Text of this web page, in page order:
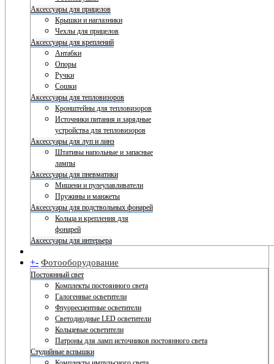
Аксессуары для прицелов
Крышки и наглазники
Чехлы для прицелов
Аксессуары для креплений
Антабки
Опоры
Ручки
Сошки
Аксессуары для тепловизоров
Кронштейны для тепловизоров
Источники питания и зарядные
устройства для тепловизоров
Аксессуары для луп и линз
Штативы напольные и запасные
лампы
Аксессуары для пневматики
Мишени и пулеулавливатели
Пружины и манжеты
Аксессуары для подствольных фонарей
Кольца и крепления для
фонарей
Аксессуары для интерьера
+- Фотооборудование
Постоянный свет
Комплекты постоянного света
Галогенные осветители
Флуоресцентные осветители
Светодиодные LED осветители
Кольцевые осветители
Патроны для ламп источников постоянного света
Студийные вспышки